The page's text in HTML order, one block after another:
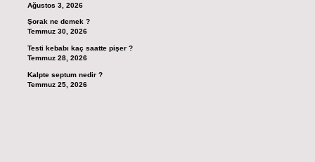
Ağustos 3, 2026
Şorak ne demek ?
Temmuz 30, 2026
Testi kebabı kaç saatte pişer ?
Temmuz 28, 2026
Kalpte septum nedir ?
Temmuz 25, 2026